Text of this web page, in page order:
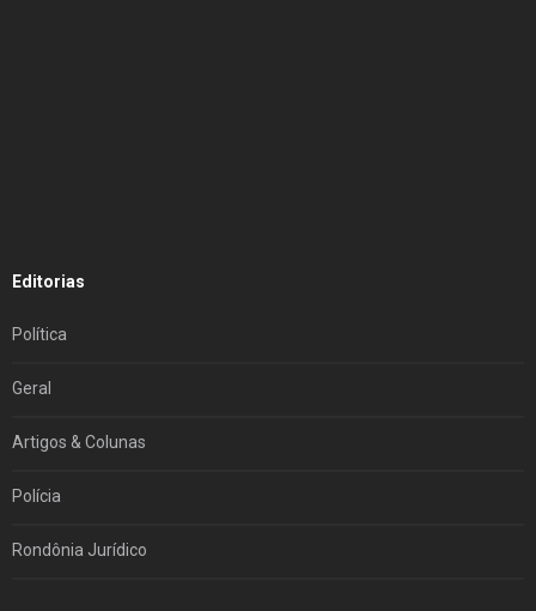
Editorias
Política
Geral
Artigos & Colunas
Polícia
Rondônia Jurídico